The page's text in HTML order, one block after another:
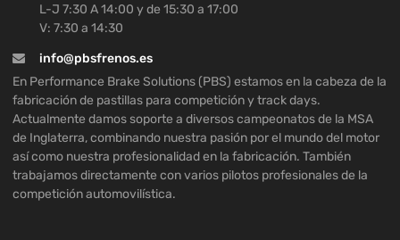
L-J 7:30 A 14:00 y de 15:30 a 17:00
V: 7:30 a 14:30
info@pbsfrenos.es
En Performance Brake Solutions (PBS) estamos en la cabeza de la
fabricación de pastillas para competición y track days.
Actualmente damos soporte a diversos campeonatos de la MSA
de Inglaterra, combinando nuestra pasión por el mundo del motor
así como nuestra profesionalidad en la fabricación. También
trabajamos directamente con varios pilotos profesionales de la
competición automovilística.